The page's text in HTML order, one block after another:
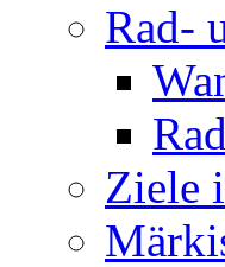
Rad-
Ziele